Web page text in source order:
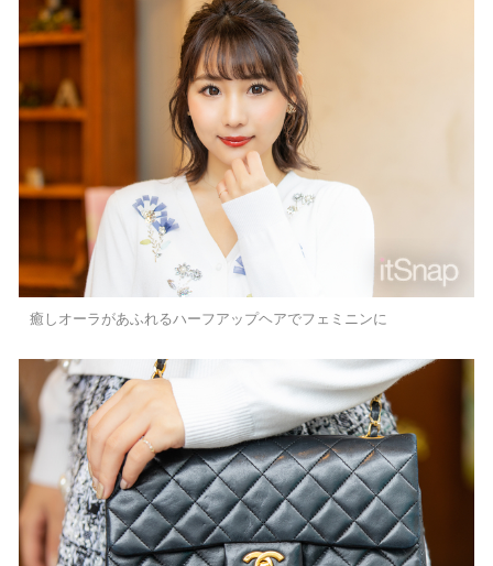
癒しオーラがあふれるハーフアップヘアでフェミニンに